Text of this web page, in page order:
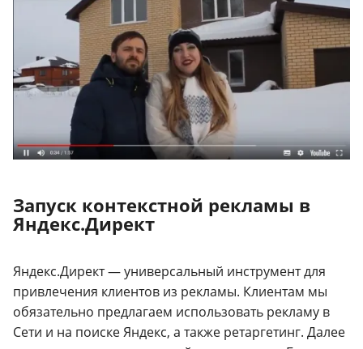
Запуск контекстной рекламы в
Яндекс.Директ
Яндекс.Директ — универсальный инструмент для
привлечения клиентов из рекламы. Клиентам мы
обязательно предлагаем использовать рекламу в
Сети и на поиске Яндекс, а также ретаргетинг. Далее